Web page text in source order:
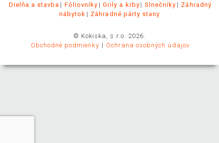
Dielňa a stavba
Fóliovníky Grily a krby Slnečníky
Záhradný
nábytok
Záhradné párty stany
© Kokiska, s.r.o. 2026.
Obchodné podmienky
Ochrana osobných údajov